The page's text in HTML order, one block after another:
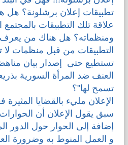
تطبيقات إعلان برشلونة؟ هل
علاقة تلك التطبيقات
ومنظماته؟ هل هناك من
التطبيقات من قبل منظمات لا
تستطيع حتى إصدار بيان
العنف ضد المرأة السورية
تسمح لها"؟
الإعلان مليء بالقضايا المثيرة
سبق يقول الإعلان أن
إضافة إلى الحوار حول الدور
و العمل المنوط به وضرورة